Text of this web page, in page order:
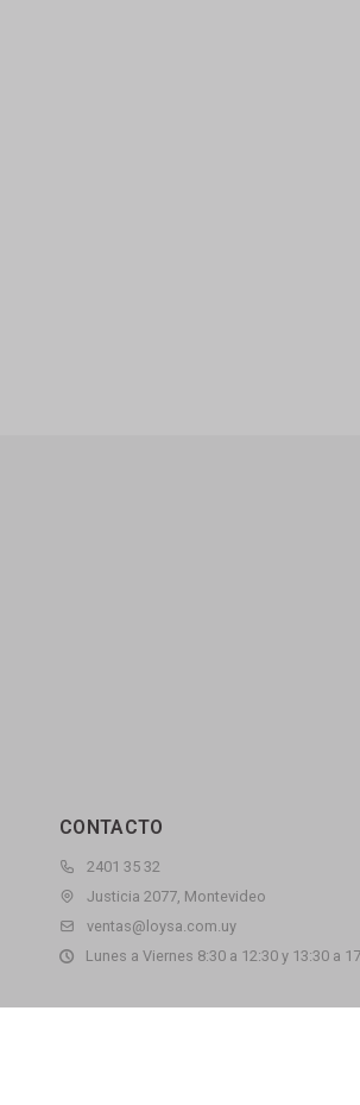
CONTACTO
2401 35 32
Justicia 2077, Montevideo
ventas@loysa.com.uy
Lunes a Viernes 8:30 a 12:30 y 13:30 a